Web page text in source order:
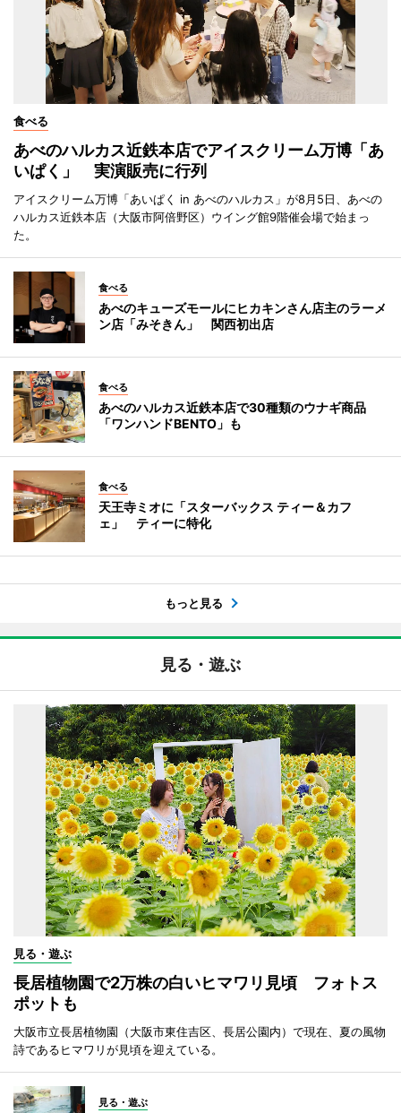
食べる
あべのハルカス近鉄本店でアイスクリーム万博「あ
いぱく」 実演販売に行列
アイスクリーム万博「あいぱく in あべのハルカス」が8月5日、あべの
ハルカス近鉄本店（大阪市阿倍野区）ウイング館9階催会場で始まっ
た。
食べる
あべのキューズモールにヒカキンさん店主のラーメ
ン店「みそきん」 関西初出店
食べる
あべのハルカス近鉄本店で30種類のウナギ商品
「ワンハンドBENTO」も
食べる
天王寺ミオに「スターバックス ティー＆カフ
ェ」 ティーに特化
もっと見る
見る・遊ぶ
見る・遊ぶ
長居植物園で2万株の白いヒマワリ見頃 フォトス
ポットも
大阪市立長居植物園（大阪市東住吉区、長居公園内）で現在、夏の風物
詩であるヒマワリが見頃を迎えている。
見る・遊ぶ